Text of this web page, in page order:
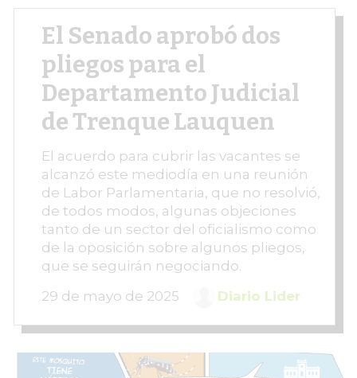
El Senado aprobó dos
pliegos para el
Departamento Judicial
de Trenque Lauquen
El acuerdo para cubrir las vacantes se
alcanzó este mediodía en una reunión
de Labor Parlamentaria, que no resolvió,
de todos modos, algunas objeciones
tanto de un sector del oficialismo como
de la oposición sobre algunos pliegos,
que se seguirán negociando.
29 de mayo de 2025
Diario Lider